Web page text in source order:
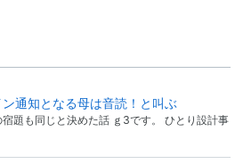
通知となる母は音読！と叫ぶ
題も同じと決めた話 ｇ3です。 ひとり設計事